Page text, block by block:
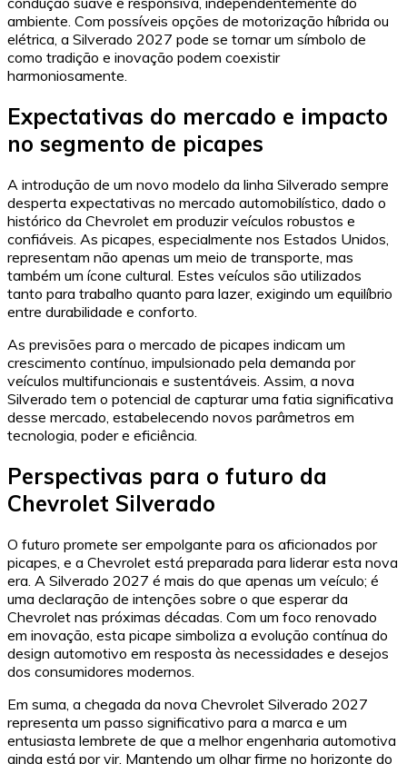
ambiente. Com possíveis opções de motorização híbrida ou
elétrica, a Silverado 2027 pode se tornar um símbolo de
como tradição e inovação podem coexistir
harmoniosamente.
Expectativas do mercado e impacto
no segmento de picapes
A introdução de um novo modelo da linha Silverado sempre
desperta expectativas no mercado automobilístico, dado o
histórico da Chevrolet em produzir veículos robustos e
confiáveis. As picapes, especialmente nos Estados Unidos,
representam não apenas um meio de transporte, mas
também um ícone cultural. Estes veículos são utilizados
tanto para trabalho quanto para lazer, exigindo um equilíbrio
entre durabilidade e conforto.
As previsões para o mercado de picapes indicam um
crescimento contínuo, impulsionado pela demanda por
veículos multifuncionais e sustentáveis. Assim, a nova
Silverado tem o potencial de capturar uma fatia significativa
desse mercado, estabelecendo novos parâmetros em
tecnologia, poder e eficiência.
Perspectivas para o futuro da
Chevrolet Silverado
O futuro promete ser empolgante para os aficionados por
picapes, e a Chevrolet está preparada para liderar esta nova
era. A Silverado 2027 é mais do que apenas um veículo; é
uma declaração de intenções sobre o que esperar da
Chevrolet nas próximas décadas. Com um foco renovado
em inovação, esta picape simboliza a evolução contínua do
design automotivo em resposta às necessidades e desejos
dos consumidores modernos.
Em suma, a chegada da nova Chevrolet Silverado 2027
representa um passo significativo para a marca e um
entusiasta lembrete de que a melhor engenharia automotiva
ainda está por vir. Mantendo um olhar firme no horizonte do